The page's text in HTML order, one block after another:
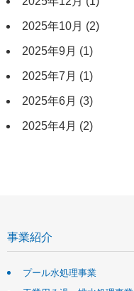
2025年10月 (2)
2025年9月 (1)
2025年7月 (1)
2025年6月 (3)
2025年4月 (2)
事業紹介
プール水処理事業